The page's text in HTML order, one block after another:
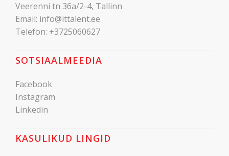
Veerenni tn 36a/2-4, Tallinn
Email: info@ittalent.ee
Telefon: +3725060627
SOTSIAALMEEDIA
Facebook
Instagram
Linkedin
KASULIKUD LINGID